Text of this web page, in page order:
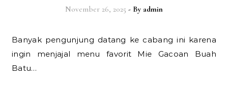
November 26, 2025 - By admin
Banyak pengunjung datang ke cabang ini karena
ingin menjajal menu favorit Mie Gacoan Buah
Batu…